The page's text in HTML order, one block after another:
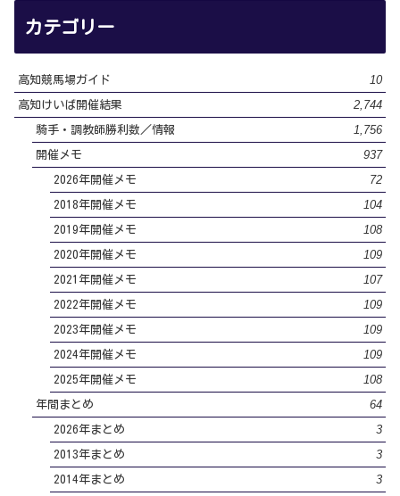
カテゴリー
高知競馬場ガイド 10
高知けいば開催結果 2,744
騎手・調教師勝利数／情報 1,756
開催メモ 937
2026年開催メモ 72
2018年開催メモ 104
2019年開催メモ 108
2020年開催メモ 109
2021年開催メモ 107
2022年開催メモ 109
2023年開催メモ 109
2024年開催メモ 109
2025年開催メモ 108
年間まとめ 64
2026年まとめ 3
2013年まとめ 3
2014年まとめ 3